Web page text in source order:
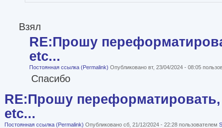
Взял
RE:Прошу
etc...
Постоянная ссылка (Permalink) Опубликовано вт, 23/04/2024 - 08:05
Спасибо
RE:Прошу переформатировать,
etc...
Постоянная ссылка (Permalink) Опубликовано сб, 21/12/2024 - 22:28 пользователем